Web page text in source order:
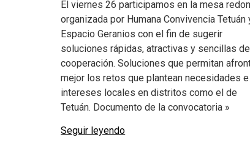
El viernes 26 participamos en la mesa
organizada por Humana Convivencia Tetuán
Espacio Geranios con el fin de sugerir
soluciones rápidas, atractivas y sencillas de
cooperación. Soluciones que permitan
mejor los retos que plantean necesidades e
intereses locales en distritos como el de
Tetuán. Documento de la convocatoria »
Seguir leyendo